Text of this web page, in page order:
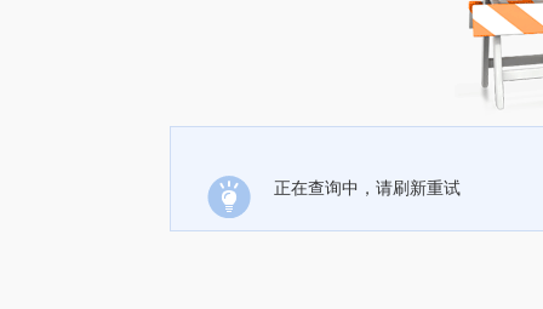
正在查询中，请刷新重试